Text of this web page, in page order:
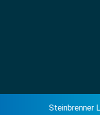
Steinbrenner